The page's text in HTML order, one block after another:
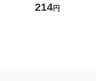
件!? 指紋を採取!
214円